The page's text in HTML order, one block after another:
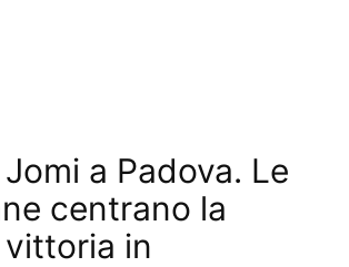
a Padova. Le
centrano la
vittoria in